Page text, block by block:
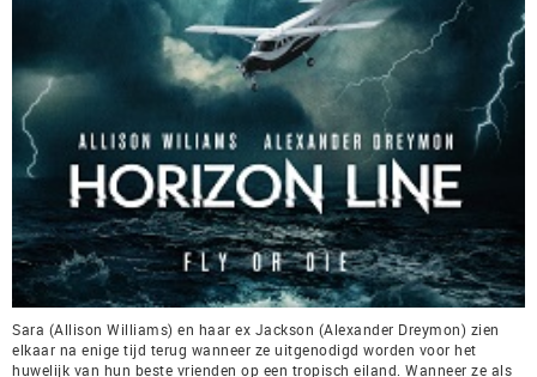
Sara (Allison Williams) en haar ex Jackson (Alexander Dreymon) zien
elkaar na enige tijd terug wanneer ze uitgenodigd worden voor het
huwelijk van hun beste vrienden op een tropisch eiland. Wanneer ze als